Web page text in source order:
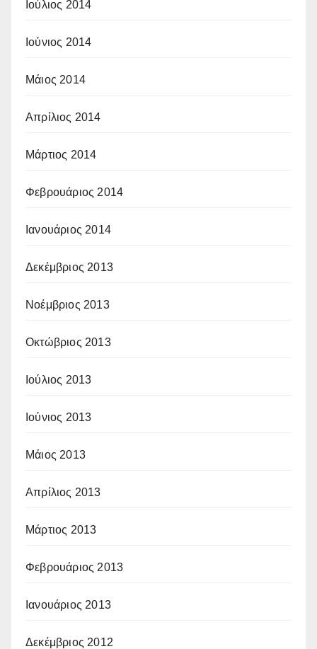
Ιούλιος 2014
Ιούνιος 2014
Μάιος 2014
Απρίλιος 2014
Μάρτιος 2014
Φεβρουάριος 2014
Ιανουάριος 2014
Δεκέμβριος 2013
Νοέμβριος 2013
Οκτώβριος 2013
Ιούλιος 2013
Ιούνιος 2013
Μάιος 2013
Απρίλιος 2013
Μάρτιος 2013
Φεβρουάριος 2013
Ιανουάριος 2013
Δεκέμβριος 2012